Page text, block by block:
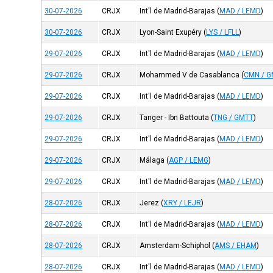
30-07-2026 CRJX Int'l de Madrid-Barajas (MAD / LEMD)
30-07-2026 CRJX Lyon-Saint Exupéry (LYS / LFLL)
29-07-2026 CRJX Int'l de Madrid-Barajas (MAD / LEMD)
29-07-2026 CRJX Mohammed V de Casablanca (CMN /
29-07-2026 CRJX Int'l de Madrid-Barajas (MAD / LEMD)
29-07-2026 CRJX Tanger - Ibn Battouta (TNG / GMTT)
29-07-2026 CRJX Int'l de Madrid-Barajas (MAD / LEMD)
29-07-2026 CRJX Málaga (AGP / LEMG)
29-07-2026 CRJX Int'l de Madrid-Barajas (MAD / LEMD)
28-07-2026 CRJX Jerez (XRY / LEJR)
28-07-2026 CRJX Int'l de Madrid-Barajas (MAD / LEMD)
28-07-2026 CRJX Amsterdam-Schiphol (AMS / EHAM)
28-07-2026 CRJX Int'l de Madrid-Barajas (MAD / LEMD)